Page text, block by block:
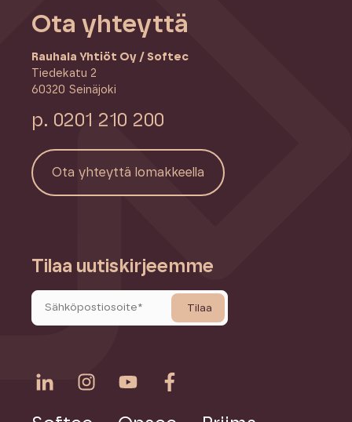
Ota yhteyttä
Rauhala Yhtiöt Oy / Softec
Tiedekatu 2
60320 Seinäjoki
p. 0201 210 200
Ota yhteyttä lomakkeella
Tilaa uutiskirjeemme